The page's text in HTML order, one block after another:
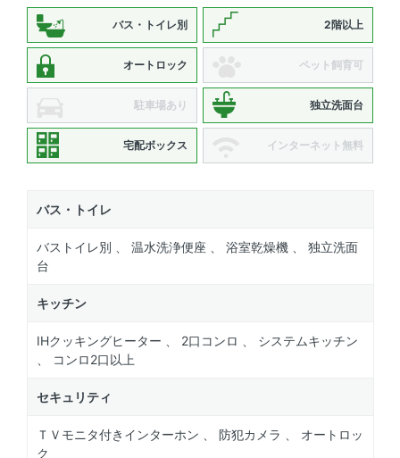
バス・トイレ別 2階以上
オートロック ペット飼育可
駐車場あり 独立洗面台
宅配ボックス インターネット無料
バス・トイレ
バストイレ別 、 温水洗浄便座 、 浴室乾燥機 、 独立洗面
台
キッチン
IHクッキングヒーター 、 2口コンロ 、 システムキッチン
、 コンロ2口以上
セキュリティ
ＴＶモニタ付きインターホン 、 防犯カメラ 、 オートロッ
ク